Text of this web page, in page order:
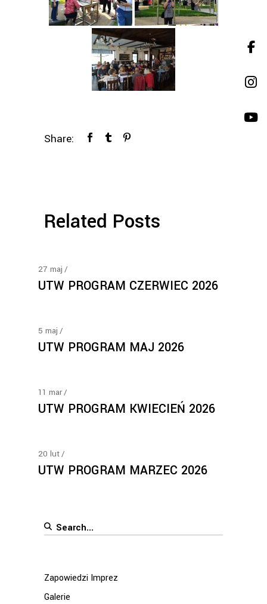
Share:
Related Posts
27 maj
UTW PROGRAM CZERWIEC 2026
5 maj
UTW PROGRAM MAJ 2026
11 mar
UTW PROGRAM KWIECIEŃ 2026
20 lut
UTW PROGRAM MARZEC 2026
Search
Zapowiedzi Imprez
Galerie